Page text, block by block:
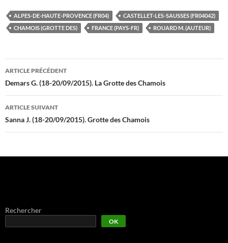
ALPES-DE-HAUTE-PROVENCE (FR04)
CASTELLET-LES-SAUSSES (FR04042)
CHAMOIS (GROTTE DES)
FRANCE (PAYS-FR) ROUARD M. (AUTEUR)
Navigation
des
articles
ARTICLE PRÉCÉDENT
Demars G. (18-20/09/2015). La Grotte des Chamois
ARTICLE SUIVANT
Sanna J. (18-20/09/2015). Grotte des Chamois
Rechercher
OK